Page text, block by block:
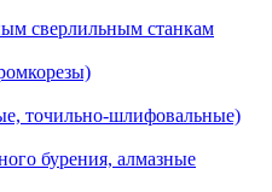
сверлильным станкам
точильно-шлифовальные)
бурения, алмазные